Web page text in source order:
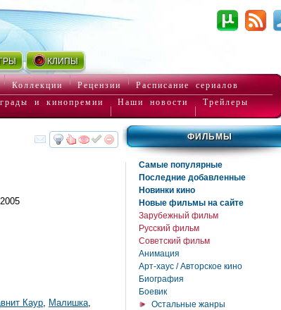
КЛИПЫ
Коллекции Рецензии
Расписание сериалов
и кинопремии Наши новости Трейлеры
ФИЛЬМЫ
Самые популярные
Последние добавленные
Новинки кино
Новые фильмы на сайте
Зарубежный фильм
Русский фильм
Советский фильм
Анимация
Арт-хаус / Авторское кино
Биография
Боевик
Остальные жанры
смотретьинтересует
Каур Малишка